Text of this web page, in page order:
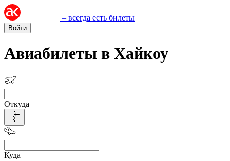
– всегда есть билеты
Войти
Авиабилеты в Хайкоу
Откуда
Куда